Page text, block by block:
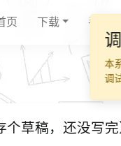
页 下载 手册
草稿，还没写完
本
调